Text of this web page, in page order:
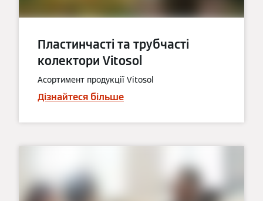
Пластинчасті та трубчасті
колектори Vitosol
Асортимент продукції Vitosol
Дізнайтеся більше